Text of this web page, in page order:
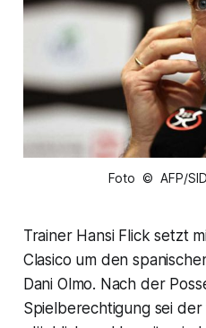
Foto © AFP/
Trainer Hansi Flick setzt
Clasico um den
Dani Olmo. Nach der
Spielberechtigung sei